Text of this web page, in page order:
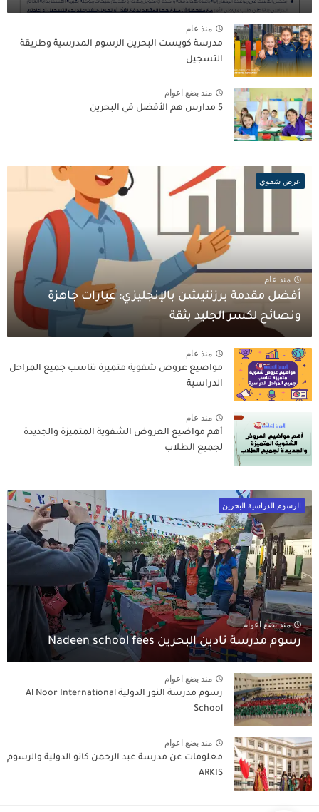
منذ عام
مدرسة كويست البحرين الرسوم المدرسية وطريقة
التسجيل
منذ بضع اعوام
5 مدارس هم الأفضل في البحرين
عرض شفوي
منذ عام
أفضل مقدمة برزنتيشن بالإنجليزي: عبارات جاهزة
ونصائح لكسر الجليد بثقة
منذ عام
مواضيع عروض شفوية متميزة تناسب جميع المراحل
الدراسية
منذ عام
أهم مواضيع العروض الشفوية المتميزة والجديدة
لجميع الطلاب
الرسوم الدراسية البحرين
منذ بضع اعوام
رسوم مدرسة نادين البحرين Nadeen school fees
منذ بضع اعوام
رسوم مدرسة النور الدولية Al Noor International
School
منذ بضع اعوام
معلومات عن مدرسة عبد الرحمن كانو الدولية والرسوم
ARKIS